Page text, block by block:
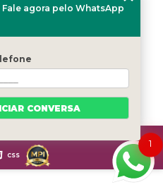
DO SITE
9610 de 19/02/1998)
CSS
1
Fale agora pelo WhatsApp
CONVERSA